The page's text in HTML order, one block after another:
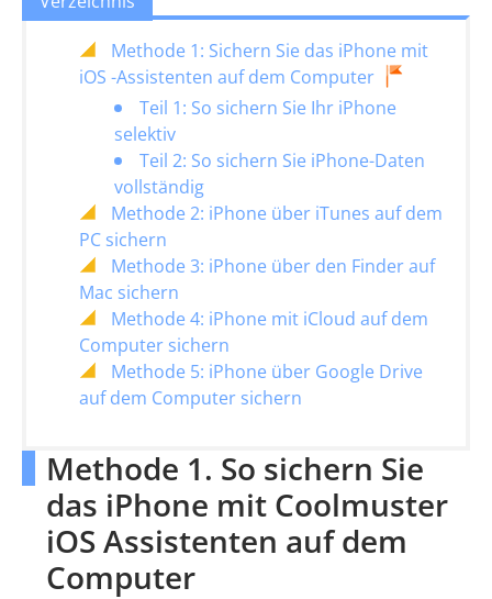
Methode 1: Sichern Sie das iPhone mit
iOS -Assistenten auf dem Computer
Teil 1: So sichern Sie Ihr iPhone
selektiv
Teil 2: So sichern Sie iPhone-Daten
vollständig
Methode 2: iPhone über iTunes auf dem
PC sichern
Methode 3: iPhone über den Finder auf
Mac sichern
Methode 4: iPhone mit iCloud auf dem
Computer sichern
Methode 5: iPhone über Google Drive
auf dem Computer sichern
Methode 1. So sichern Sie
das iPhone mit Coolmuster
iOS Assistenten auf dem
Computer